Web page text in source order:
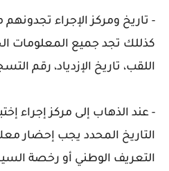
- تاريخ ومركز الإجراء
كذللك تجد جميع المعلومات
اللقب، تاريخ الإزدياد، رقم
- عند الذهاب إلى مركز إجراء
التاريخ المحدد يجب إحضار
التعريف الوطني أو رخصة